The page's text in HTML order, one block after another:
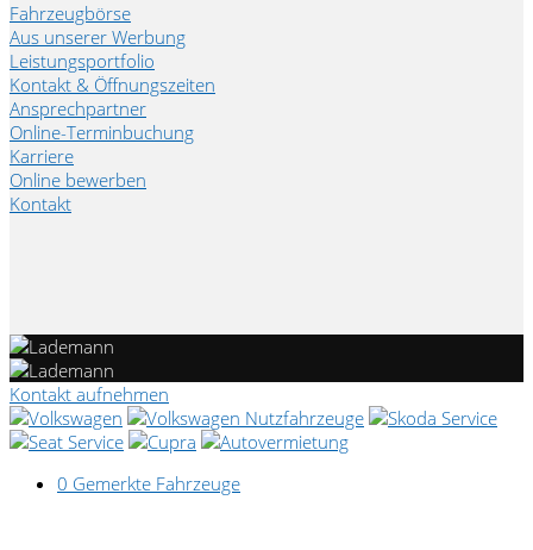
Fahrzeugbörse
Aus unserer Werbung
Leistungsportfolio
Kontakt & Öffnungszeiten
Ansprechpartner
Online-Terminbuchung
Karriere
Online bewerben
Kontakt
Kontakt aufnehmen
0 Gemerkte Fahrzeuge